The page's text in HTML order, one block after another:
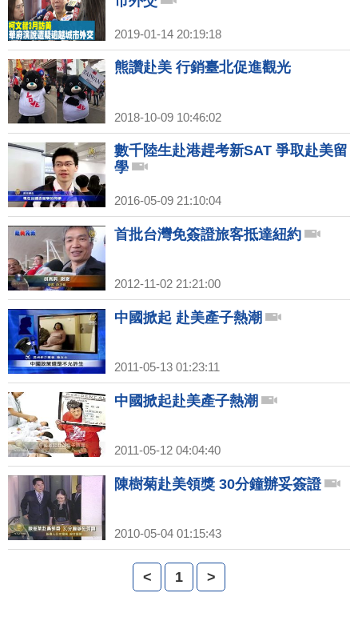
2019-01-14 20:19:18
熊讚赴美 行銷臺北促進觀光
2018-10-09 10:46:02
數千陸生赴港趕考新SAT 爭取赴美留
學
2016-05-09 21:10:04
首批台灣免簽證旅客抵達紐約
2012-11-02 21:21:00
中國掀起 赴美產子熱潮
2011-05-13 01:23:11
中國掀起赴美產子熱潮
2011-05-12 04:04:40
陳樹菊赴美領獎 30分鐘辦妥簽證
2010-05-04 01:15:43
< 1 >